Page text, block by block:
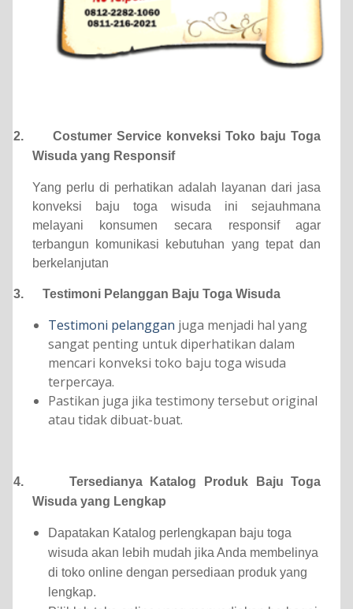
2.
Costumer Service konveksi Toko baju Toga
Wisuda yang Responsif
Yang perlu di perhatikan adalah layanan dari jasa
konveksi baju toga wisuda ini sejauhmana
melayani konsumen secara responsif agar
terbangun komunikasi kebutuhan yang tepat dan
berkelanjutan
3. Testimoni Pelanggan Baju Toga Wisuda
Testimoni pelanggan juga menjadi hal yang
sangat penting untuk diperhatikan dalam
mencari konveksi toko baju toga wisuda
terpercaya.
Pastikan juga jika testimony tersebut original
atau tidak dibuat-buat.
4. TersedianyaKatalog Produk Baju Toga
Wisuda yang Lengkap
Dapatakan Katalog perlengkapan baju toga
wisuda akan lebih mudah jika Anda membelinya
di toko online dengan persediaan produk yang
lengkap.